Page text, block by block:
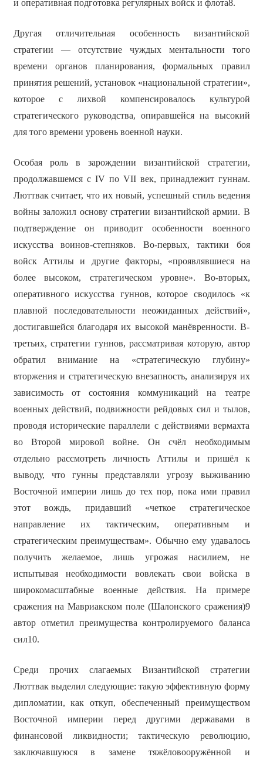
и оперативная подготовка регулярных войск и флота8.
Другая отличительная особенность византийской
стратегии — отсутствие чуждых ментальности того
времени органов планирования, формальных правил
принятия решений, установок «национальной стратегии»,
которое с лихвой компенсировалось культурой
стратегического руководства, опиравшейся на высокий
для того времени уровень военной науки.
Особая роль в зарождении византийской стратегии,
продолжавшемся с IV по VII век, принадлежит гуннам.
Люттвак считает, что их новый, успешный стиль ведения
войны заложил основу стратегии византийской армии. В
подтверждение он приводит особенности военного
искусства воинов-степняков. Во-первых, тактики боя
войск Аттилы и другие факторы, «проявлявшиеся на
более высоком, стратегическом уровне». Во-вторых,
оперативного искусства гуннов, которое сводилось «к
плавной последовательности неожиданных действий»,
достигавшейся благодаря их высокой манёвренности. В-
третьих, стратегии гуннов, рассматривая которую, автор
обратил внимание на «стратегическую глубину»
вторжения и стратегическую внезапность, анализируя их
зависимость от состояния коммуникаций на театре
военных действий, подвижности рейдовых сил и тылов,
проводя исторические параллели с действиями вермахта
во Второй мировой войне. Он счёл необходимым
отдельно рассмотреть личность Аттилы и пришёл к
выводу, что гунны представляли угрозу выживанию
Восточной империи лишь до тех пор, пока ими правил
этот вождь, придавший «четкое стратегическое
направление их тактическим, оперативным и
стратегическим преимуществам». Обычно ему удавалось
получить желаемое, лишь угрожая насилием, не
испытывая необходимости вовлекать свои войска в
широкомасштабные военные действия. На примере
сражения на Мавриакском поле (Шалонского сражения)9
автор отметил преимущества контролируемого баланса
сил10.
Среди прочих слагаемых Византийской стратегии
Люттвак выделил следующие: такую эффективную форму
дипломатии, как откуп, обеспеченный преимуществом
Восточной империи перед другими державами в
финансовой ликвидности; тактическую революцию,
заключавшуюся в замене тяжёловооружённой и